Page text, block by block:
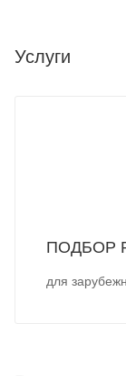
Услуги
ПОДБОР
для